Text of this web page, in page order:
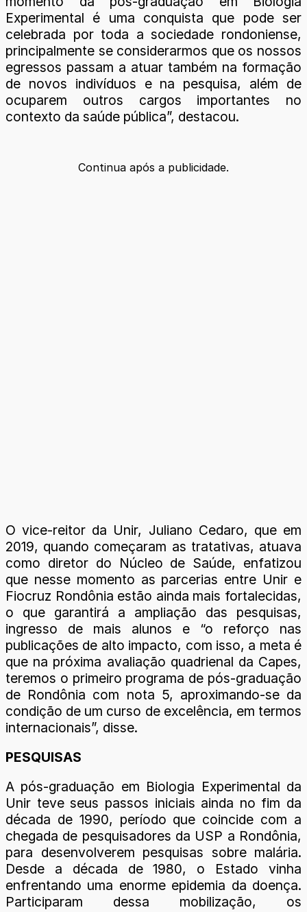
Experimental é uma conquista que pode ser
celebrada por toda a sociedade rondoniense,
principalmente se considerarmos que os nossos
egressos passam a atuar também na formação
de novos indivíduos e na pesquisa, além de
ocuparem outros cargos importantes no
contexto da saúde pública”, destacou.
Continua após a publicidade.
O vice-reitor da Unir, Juliano Cedaro, que em
2019, quando começaram as tratativas, atuava
como diretor do Núcleo de Saúde, enfatizou
que nesse momento as parcerias entre Unir e
Fiocruz Rondônia estão ainda mais fortalecidas,
o que garantirá a ampliação das pesquisas,
ingresso de mais alunos e “o reforço nas
publicações de alto impacto, com isso, a meta é
que na próxima avaliação quadrienal da Capes,
teremos o primeiro programa de pós-graduação
de Rondônia com nota 5, aproximando-se da
condição de um curso de excelência, em termos
internacionais”, disse.
PESQUISAS
A pós-graduação em Biologia Experimental da
Unir teve seus passos iniciais ainda no fim da
década de 1990, período que coincide com a
chegada de pesquisadores da USP a Rondônia,
para desenvolverem pesquisas sobre malária.
Desde a década de 1980, o Estado vinha
enfrentando uma enorme epidemia da doença.
Participaram dessa mobilização, os